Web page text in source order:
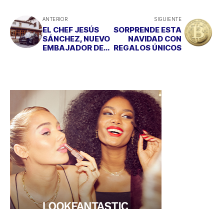
ANTERIOR
EL CHEF JESÚS
SÁNCHEZ, NUEVO
EMBAJADOR DE
SIGUIENTE
SORPRENDE ESTA
NAVIDAD CON
REGALOS ÚNICOS